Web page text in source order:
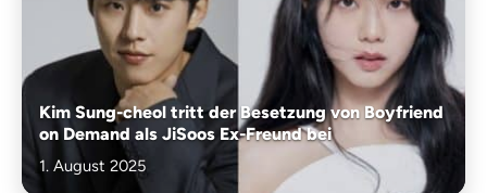
Kim Sung-cheol tritt der Besetzung von Boyfriend
on Demand als JiSoos Ex-Freund bei
1. August 2025